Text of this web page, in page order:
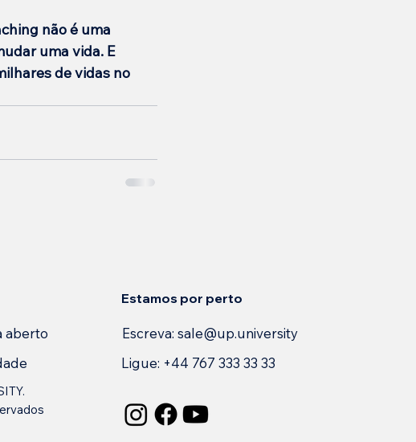
não é uma
uma vida. E
de vidas no
aberto
Estamos por perto
Escreva: sale@up.university
Ligue: +44 767 333 33 33